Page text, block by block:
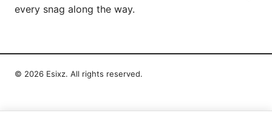
every snag along the way.
© 2026 Esixz. All rights reserved.